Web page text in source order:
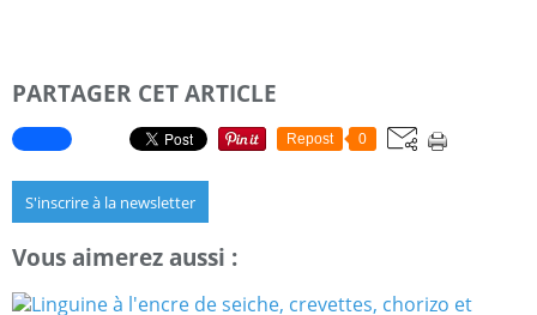
PARTAGER CET ARTICLE
Repost 0
S'inscrire à la newsletter
Vous aimerez aussi :